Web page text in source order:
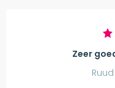
Zeer